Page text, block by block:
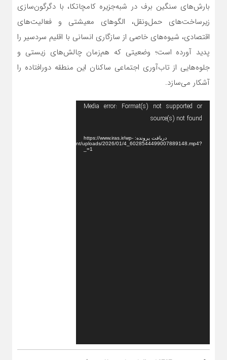
بارش‌های سنگین برف در شبه‌جزیره کامچاتکا، با دگرگون‌سازی
زیرساخت‌های حمل‌ونقل، الگوهای معیشتی و فعالیت‌های
اقتصادی، شیوه‌های خاصی از سازگاری انسانی با اقلیم سردسیر را
پدید آورده است؛ وضعیتی که هم‌زمان چالش‌های زیستی و
جلوه‌هایی از تاب‌آوری اجتماعی ساکنان این منطقه دورافتاده را
آشکار می‌سازد.
نمایشگر
ویدیو
Media error: Format(s) not supported or
source(s) not found
دریافت پرونده: https://www.iras.ir/wp-
content/uploads/2026/01/4_6028544499007889148.mp4?
_=1